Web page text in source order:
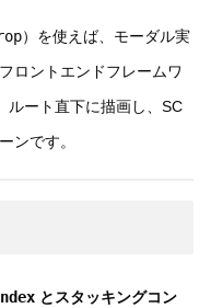
）を使えば、モーダル実
ロントエンドフレームワ
ルート直下に描画し、SC
ンです。
とスタッキングコン